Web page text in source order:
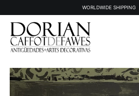
WORLDWIDE SHIPPING
STOCK